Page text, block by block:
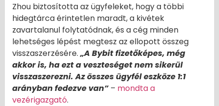
Zhou biztosította az ügyfeleket, hogy a többi
hidegtárca érintetlen maradt, a kivétek
zavartalanul folytatódnak, és a cég minden
lehetséges lépést megtesz az ellopott összeg
visszaszerzésére. „A Bybit fizetőképes, még
akkor is, ha ezt a veszteséget nem sikerül
visszaszerezni. Az összes ügyfél eszköze 1:1
arányban fedezve van”– mondta a
vezérigazgató.